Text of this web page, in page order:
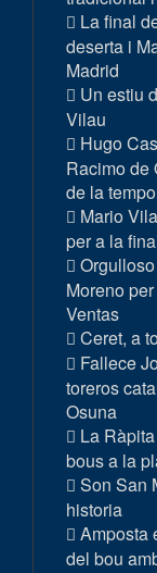
La final
deserta i
Madrid
Un estiu
Vilau
Hugo
Racimo de
de la
Mario
per a la
Moreno
Ventas
Ceret, a
Fallece
toreros
Osuna
La
bous a la
Son San
historia
Amposta
del bou